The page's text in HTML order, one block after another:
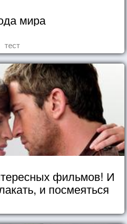
мира
тест
фильмов! И
и посмеяться